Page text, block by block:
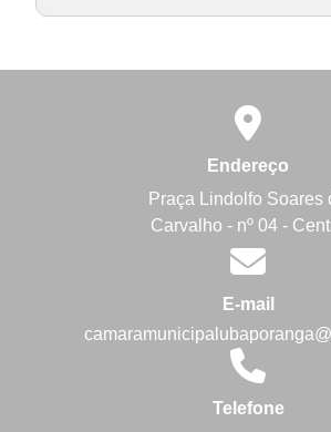
Endereço
Praça Lindolfo Soares
Carvalho - nº 04 -
E-mail
Telefone